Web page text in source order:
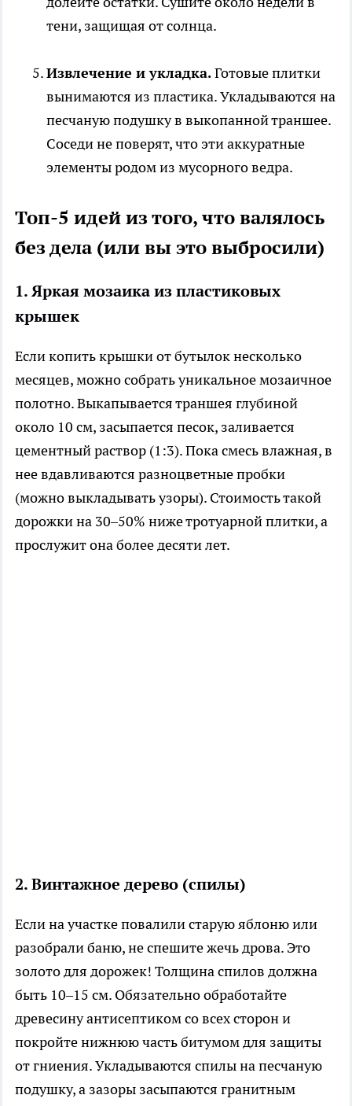
тени, защищая от солнца.
Извлечение и укладка.Готовые плитки
вынимаются из пластика. Укладываются на
песчаную подушку в выкопанной траншее.
Соседи не поверят, что эти аккуратные
элементы родом из мусорного ведра.
Топ-5 идей из того, что валялось
без дела (или вы это выбросили)
1. Яркая мозаика из пластиковых
крышек
Если копить крышки от бутылок несколько
месяцев, можно собрать уникальное мозаичное
полотно. Выкапывается траншея глубиной
около 10 см, засыпается песок, заливается
цементный раствор (1:3). Пока смесь влажная, в
нее вдавливаются разноцветные пробки
(можно выкладывать узоры). Стоимость такой
дорожки на 30–50% ниже тротуарной плитки, а
прослужит она более десяти лет.
2. Винтажное дерево (спилы)
Если на участке повалили старую яблоню или
разобрали баню, не спешите жечь дрова. Это
золото для дорожек! Толщина спилов должна
быть 10–15 см. Обязательно обработайте
древесину антисептиком со всех сторон и
покройте нижнюю часть битумом для защиты
от гниения. Укладываются спилы на песчаную
подушку, а зазоры засыпаются гранитным